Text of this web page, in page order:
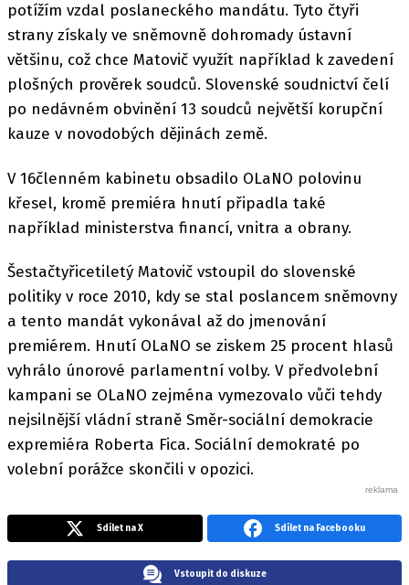
potížím vzdal poslaneckého mandátu. Tyto čtyři
strany získaly ve sněmovně dohromady ústavní
většinu, což chce Matovič využít například k zavedení
plošných prověrek soudců. Slovenské soudnictví čelí
po nedávném obvinění 13 soudců největší korupční
kauze v novodobých dějinách země.
V 16členném kabinetu obsadilo OLaNO polovinu
křesel, kromě premiéra hnutí připadla také
například ministerstva financí, vnitra a obrany.
Šestačtyřicetiletý Matovič vstoupil do slovenské
politiky v roce 2010, kdy se stal poslancem sněmovny
a tento mandát vykonával až do jmenování
premiérem. Hnutí OLaNO se ziskem 25 procent hlasů
vyhrálo únorové parlamentní volby. V předvolební
kampani se OLaNO zejména vymezovalo vůči tehdy
nejsilnější vládní straně Směr-sociální demokracie
expremiéra Roberta Fica. Sociální demokraté po
volební porážce skončili v opozici.
Sdílet na X Sdílet na Facebooku
Vstoupit do diskuze